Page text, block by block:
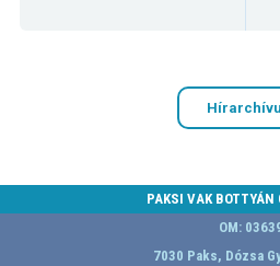
PAKSI VAK
OM:
7030 Paks, Dózsa